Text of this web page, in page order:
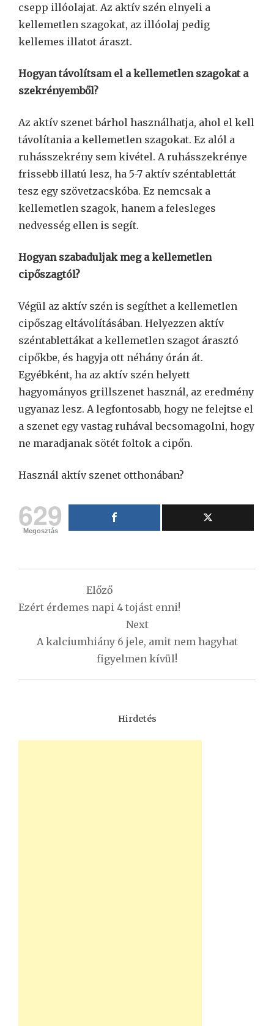
csepp illóolajat. Az aktív szén elnyeli a
kellemetlen szagokat, az illóolaj pedig
kellemes illatot áraszt.
Hogyan távolítsam el a kellemetlen szagokat a
szekrényemből?
Az aktív szenet bárhol használhatja, ahol el kell
távolítania a kellemetlen szagokat. Ez alól a
ruhásszekrény sem kivétel. A ruhásszekrénye
frissebb illatú lesz, ha 5-7 aktív széntablettát
tesz egy szövetzacskóba. Ez nemcsak a
kellemetlen szagok, hanem a felesleges
nedvesség ellen is segít.
Hogyan szabaduljak meg a kellemetlen
cipőszagtól?
Végül az aktív szén is segíthet a kellemetlen
cipőszag eltávolításában. Helyezzen aktív
széntablettákat a kellemetlen szagot árasztó
cipőkbe, és hagyja ott néhány órán át.
Egyébként, ha az aktív szén helyett
hagyományos grillszenet használ, az eredmény
ugyanaz lesz. A legfontosabb, hogy ne felejtse el
a szenet egy vastag ruhával becsomagolni, hogy
ne maradjanak sötét foltok a cipőn.
Használ aktív szenet otthonában?
629
Megosztás
Bejegyzés
navigáció
Előző
Ezért érdemes napi 4 tojást enni!
Next
A kalciumhiány 6 jele, amit nem hagyhat
figyelmen kívül!
Hirdetés